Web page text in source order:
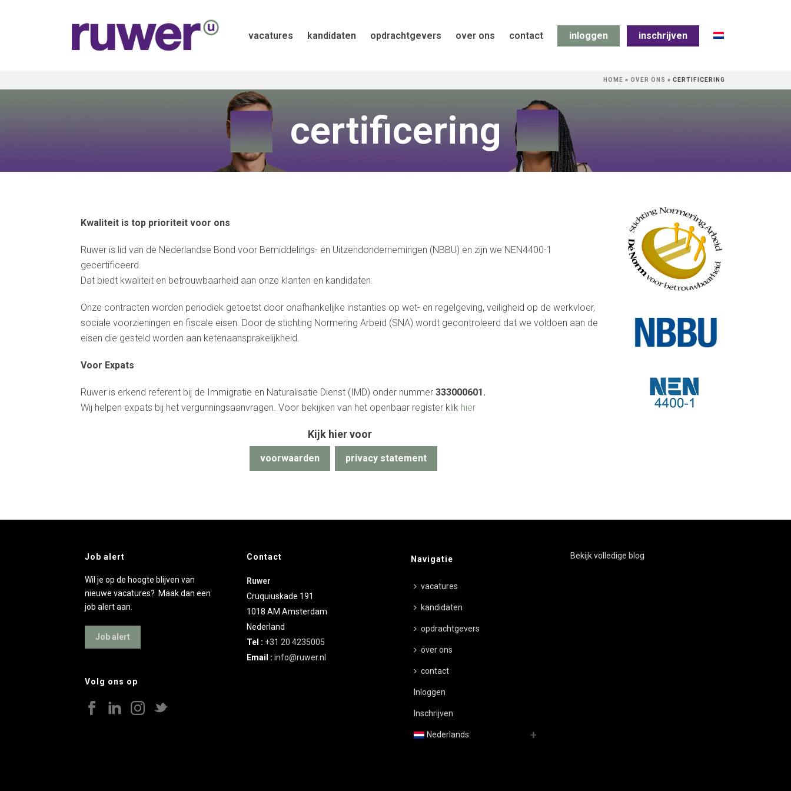
vacatures kandidaten opdrachtgevers over ons contact inloggen inschrijven
HOME » OVER ONS » CERTIFICERING
certificering
Kwaliteit is top prioriteit voor ons
Ruwer is lid van de Nederlandse Bond voor Bemiddelings- en Uitzendondernemingen (NBBU) en zijn we NEN4400-1
gecertificeerd.
Dat biedt kwaliteit en betrouwbaarheid aan onze klanten en kandidaten.
Onze contracten worden periodiek getoetst door onafhankelijke instanties op wet- en regelgeving, veiligheid op de werkvloer,
sociale voorzieningen en fiscale eisen. Door de stichting Normering Arbeid (SNA) wordt gecontroleerd dat we voldoen aan de
eisen die gesteld worden aan ketenaansprakelijkheid.
Voor Expats
Ruwer is erkend referent bij de Immigratie en Naturalisatie Dienst (IMD) onder nummer 333000601.
Wij helpen expats bij het vergunningsaanvragen. Voor bekijken van het openbaar register klik hier
Kijk hier voor
voorwaarden privacy statement
Job alert
Wil je op de hoogte blijven van
nieuwe vacatures? Maak dan een
job alert aan.
Job alert
Volg ons op
Contact
Ruwer
Cruquiuskade 191
1018 AM Amsterdam
Nederland
Tel : +31 20 4235005
Email : info@ruwer.nl
Navigatie
vacatures
kandidaten
opdrachtgevers
over ons
contact
Inloggen
Inschrijven
Nederlands
Bekijk volledige blog